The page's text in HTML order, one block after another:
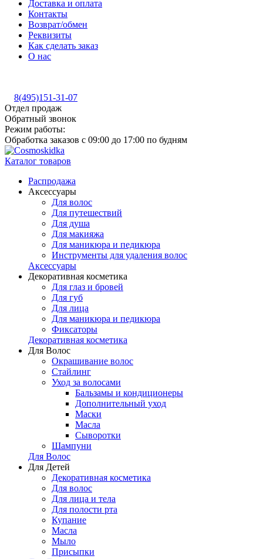
Доставка и оплата
Контакты
Возврат/обмен
Реквизиты
Как сделать заказ
О нас
8(495)151-31-07
Отдел продаж
Обратный звонок
Режим работы:
Обработка заказов с 09:00 до 17:00 по будням
Каталог товаров
Распродажа
Аксессуары
Для волос
Для путешествий
Для душа
Для макияжа
Для маникюра и педикюра
Инструменты для удаления волос
Аксессуары
Декоративная косметика
Для глаз и бровей
Для губ
Для лица
Для маникюра и педикюра
Фиксаторы
Декоративная косметика
Для Волос
Окрашивание волос
Стайлинг
Уход за волосами
Бальзамы и кондиционеры
Дополнительный уход
Маски
Масла
Сыворотки
Шампуни
Для Волос
Для Детей
Декоративная косметика
Для волос
Для лица и тела
Для полости рта
Купание
Масла
Мыло
Присыпки